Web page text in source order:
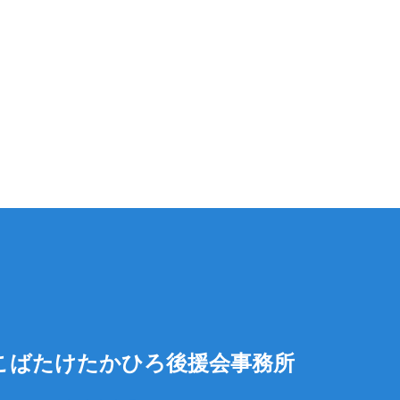
ばたけたかひろ後援会事務所